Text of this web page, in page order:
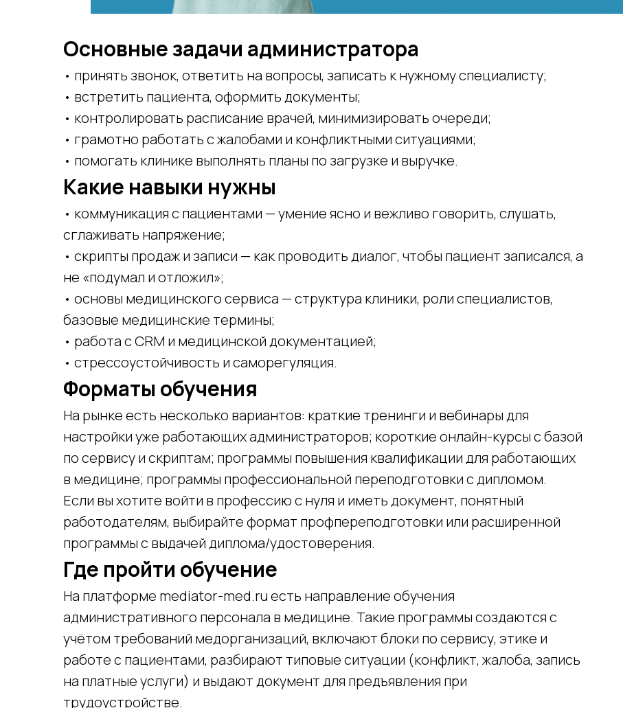
Основные задачи администратора
• принять звонок, ответить на вопросы, записать к нужному специалисту;
• встретить пациента, оформить документы;
• контролировать расписание врачей, минимизировать очереди;
• грамотно работать с жалобами и конфликтными ситуациями;
• помогать клинике выполнять планы по загрузке и выручке.
Какие навыки нужны
• коммуникация с пациентами — умение ясно и вежливо говорить, слушать,
сглаживать напряжение;
• скрипты продаж и записи — как проводить диалог, чтобы пациент записался, а
не «подумал и отложил»;
• основы медицинского сервиса — структура клиники, роли специалистов,
базовые медицинские термины;
• работа с CRM и медицинской документацией;
• стрессоустойчивость и саморегуляция.
Форматы обучения
На рынке есть несколько вариантов: краткие тренинги и вебинары для
настройки уже работающих администраторов; короткие онлайн-курсы с базой
по сервису и скриптам; программы повышения квалификации для работающих
в медицине; программы профессиональной переподготовки с дипломом.
Если вы хотите войти в профессию с нуля и иметь документ, понятный
работодателям, выбирайте формат профпереподготовки или расширенной
программы с выдачей диплома/удостоверения.
Где пройти обучение
На платформе mediator-med.ru есть направление обучения
административного персонала в медицине. Такие программы создаются с
учётом требований медорганизаций, включают блоки по сервису, этике и
работе с пациентами, разбирают типовые ситуации (конфликт, жалоба, запись
на платные услуги) и выдают документ для предъявления при
трудоустройстве.